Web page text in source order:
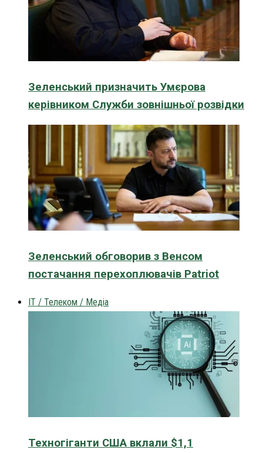
Зеленський призначить Умєрова
керівником Служби зовнішньої розвідки
Зеленський обговорив з Венсом
постачання перехоплювачів Patriot
IT / Телеком / Медіа
Техногіганти США вклали $1,1